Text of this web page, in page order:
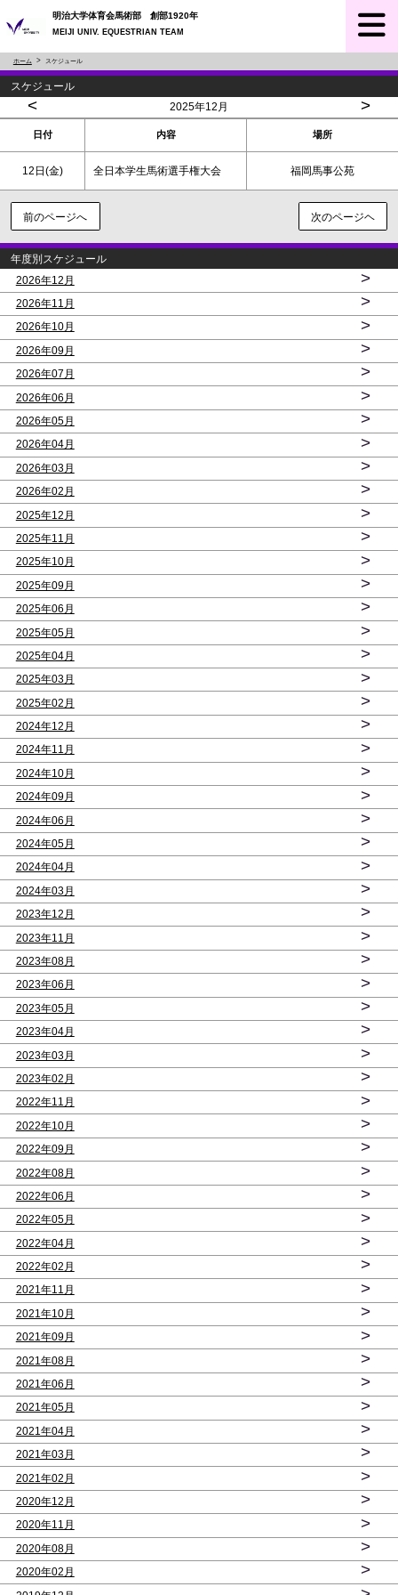
明治大学体育会馬術部 創部1920年
MEIJI UNIV. EQUESTRIAN TEAM
ホーム スケジュール
スケジュール
< 2025年12月 >
日付 内容 場所
12日(金) 全日本学生馬術選手権大会 福岡馬事公苑
前のページへ 次のページヘ
年度別スケジュール
2026年12月
>
2026年11月 >
2026年10月 >
2026年09月 >
2026年07月 >
2026年06月 >
2026年05月 >
2026年04月 >
2026年03月 >
2026年02月 >
2025年12月 >
2025年11月 >
2025年10月 >
2025年09月 >
2025年06月 >
2025年05月 >
2025年04月 >
2025年03月 >
2025年02月 >
2024年12月 >
2024年11月 >
2024年10月 >
2024年09月 >
2024年06月 >
2024年05月 >
2024年04月 >
2024年03月 >
2023年12月 >
2023年11月 >
2023年08月 >
2023年06月 >
2023年05月 >
2023年04月 >
2023年03月 >
2023年02月 >
2022年11月 >
2022年10月 >
2022年09月 >
2022年08月 >
2022年06月 >
2022年05月 >
2022年04月 >
2022年02月 >
2021年11月 >
2021年10月 >
2021年09月 >
2021年08月 >
2021年06月 >
2021年05月 >
2021年04月 >
2021年03月 >
2021年02月 >
2020年12月 >
2020年11月 >
2020年08月 >
2020年02月 >